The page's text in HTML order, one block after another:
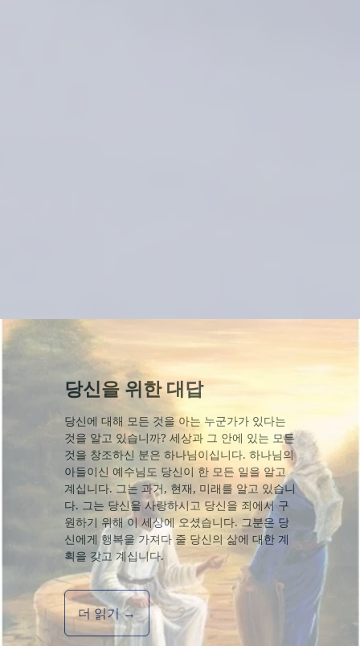
당신을 위한 대답
당신에 대해 모든 것을 아는 누군가가 있다는
것을 알고 있습니까? 세상과 그 안에 있는 모든
것을 창조하신 분은 하나님이십니다. 하나님의
아들이신 예수님도 당신이 한 모든 일을 알고
계십니다. 그는 과거, 현재, 미래를 알고 있습니
다. 그는 당신을 사랑하시고 당신을 죄에서 구
원하기 위해 이 세상에 오셨습니다. 그분은 당
신에게 행복을 가져다 줄 당신의 삶에 대한 계
획을 갖고 계십니다.
더 읽기 →